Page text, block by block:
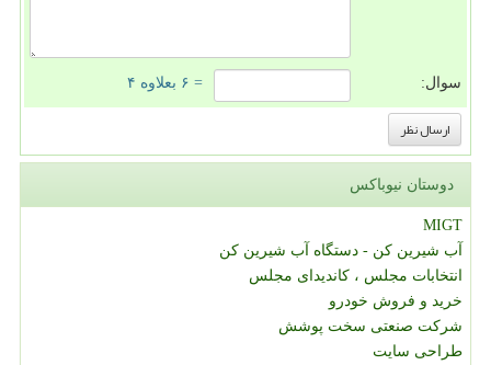
سوال: = ۶ بعلاوه ۴
دوستان نیوباکس
MIGT
آب شیرین کن - دستگاه آب شیرین کن
انتخابات مجلس ، کاندیدای مجلس
خرید و فروش خودرو
شرکت صنعتی سخت پوشش
طراحی سایت